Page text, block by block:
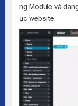
ng Module và
ục website.